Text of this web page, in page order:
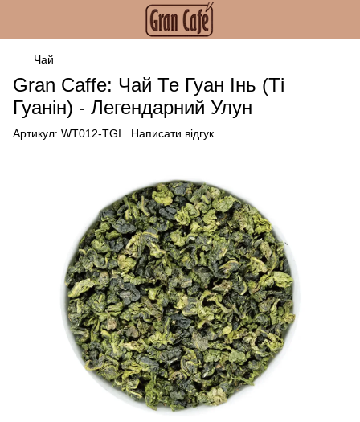
Чай
Gran Caffe: Чай Те Гуан Інь (Ті
Гуанін) - Легендарний Улун
Артикул: WT012-TGI Написати відгук